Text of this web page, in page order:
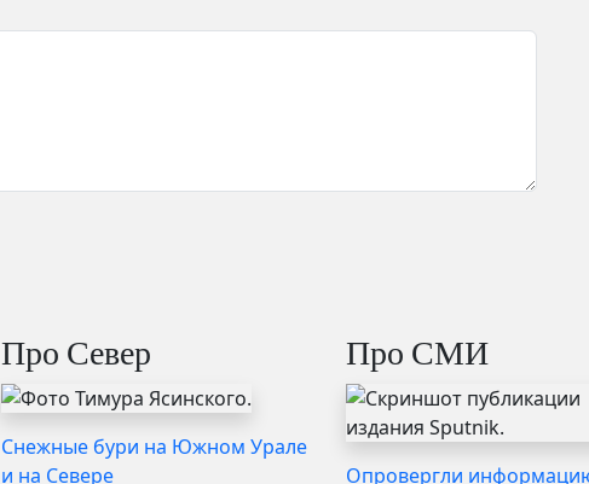
Про Север
Снежные бури на Южном Урале
и на Севере
Про СМИ
Опровергли